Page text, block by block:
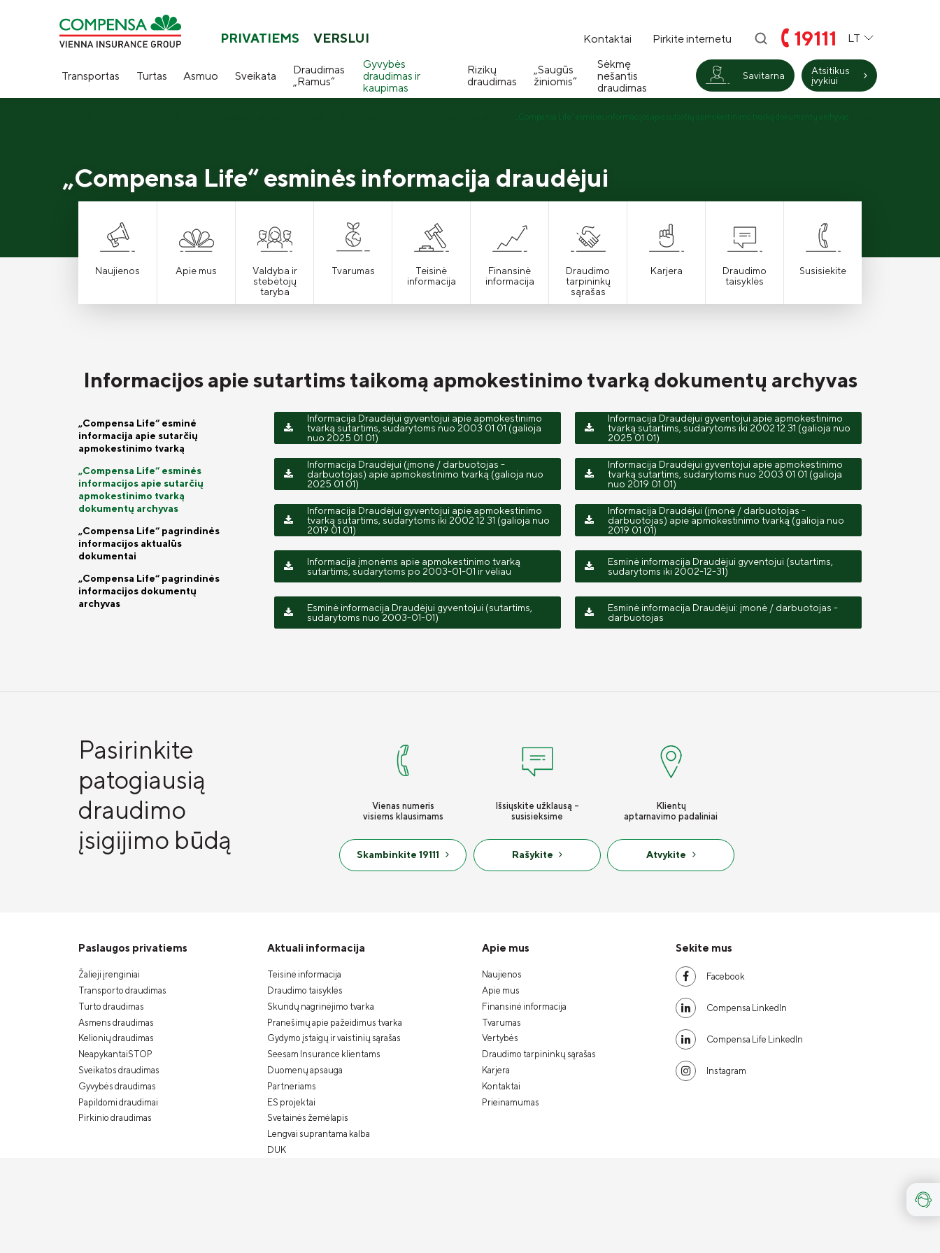
PRIVATIEMS VERSLUI Kontaktai Pirkite internetu 19111 LT
Transportas Turtas Asmuo Sveikata
Draudimas
„Ramus“
Gyvybės
draudimas ir
kaupimas
Rizikų
draudimas
„Saugūs
žiniomis“
Sėkmę
nešantis
draudimas
Savitarna
Atsitikus
įvykiui
„Compensa Life“ esminės informacijos apie sutarčių apmokestinimo tvarką dokumentų archyvas
„Compensa Life“ esminės informacija draudėjui
Naujienos Apie mus
Valdyba ir
stebėtojų
taryba
Tvarumas
Teisinė
informacija
Finansinė
informacija
Draudimo
tarpininkų
sąrašas
Karjera
Draudimo
taisyklės
Susisiekite
Informacijos apie sutartims taikomą apmokestinimo tvarką dokumentų archyvas
„Compensa Life“ esminė
informacija apie sutarčių
apmokestinimo tvarką
„Compensa Life“ esminės
informacijos apie sutarčių
apmokestinimo tvarką
dokumentų archyvas
„Compensa Life“ pagrindinės
informacijos aktualūs
dokumentai
„Compensa Life“ pagrindinės
informacijos dokumentų
archyvas
Informacija Draudėjui gyventojui apie apmokestinimo
tvarką sutartims, sudarytoms nuo 2003 01 01 (galioja
nuo 2025 01 01)
Informacija Draudėjui gyventojui apie apmokestinimo
tvarką sutartims, sudarytoms iki 2002 12 31 (galioja nuo
2025 01 01)
Informacija Draudėjui (įmonė / darbuotojas -
darbuotojas) apie apmokestinimo tvarką (galioja nuo
2025 01 01)
Informacija Draudėjui gyventojui apie apmokestinimo
tvarką sutartims, sudarytoms nuo 2003 01 01 (galioja
nuo 2019 01 01)
Informacija Draudėjui gyventojui apie apmokestinimo
tvarką sutartims, sudarytoms iki 2002 12 31 (galioja nuo
2019 01 01)
Informacija Draudėjui (įmonė / darbuotojas -
darbuotojas) apie apmokestinimo tvarką (galioja nuo
2019 01 01)
Informacija įmonėms apie apmokestinimo tvarką
sutartims, sudarytoms po 2003-01-01 ir vėliau
Esminė informacija Draudėjui gyventojui (sutartims,
sudarytoms iki 2002-12-31)
Esminė informacija Draudėjui gyventojui (sutartims,
sudarytoms nuo 2003-01-01)
Esminė informacija Draudėjui: įmonė / darbuotojas -
darbuotojas
Pasirinkite
patogiausią
draudimo
įsigijimo būdą
Vienas numeris
visiems klausimams
Skambinkite 19111
Išsiųskite užklausą -
susisieksime
Rašykite
Klientų
aptarnavimo padaliniai
Atvykite
Paslaugos privatiems
Žalieji įrenginiai
Transporto draudimas
Turto draudimas
Asmens draudimas
Kelionių draudimas
NeapykantaiSTOP
Sveikatos draudimas
Gyvybės draudimas
Papildomi draudimai
Pirkinio draudimas
Aktuali informacija
Teisinė informacija
Draudimo taisyklės
Skundų nagrinėjimo tvarka
Pranešimų apie pažeidimus tvarka
Gydymo įstaigų ir vaistinių sąrašas
Seesam Insurance klientams
Duomenų apsauga
Partneriams
ES projektai
Svetainės žemėlapis
Lengvai suprantama kalba
DUK
Apie mus
Naujienos
Apie mus
Finansinė informacija
Tvarumas
Vertybės
Draudimo tarpininkų sąrašas
Karjera
Kontaktai
Prieinamumas
Sekite mus
Facebook
Compensa LinkedIn
Compensa Life LinkedIn
Instagram